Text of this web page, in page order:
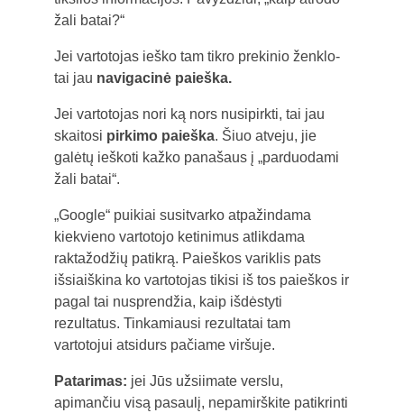
žali batai?“
Jei vartotojas ieško tam tikro prekinio ženklo-
tai jau navigacinė paieška.
Jei vartotojas nori ką nors nusipirkti, tai jau
skaitosi pirkimo paieška. Šiuo atveju, jie
galėtų ieškoti kažko panašaus į „parduodami
žali batai“.
„Google“ puikiai susitvarko atpažindama
kiekvieno vartotojo ketinimus atlikdama
raktažodžių patikrą. Paieškos variklis pats
išsiaiškina ko vartotojas tikisi iš tos paieškos ir
pagal tai nusprendžia, kaip išdėstyti
rezultatus. Tinkamiausi rezultatai tam
vartotojui atsidurs pačiame viršuje.
Patarimas: jei Jūs užsiimate verslu,
apimančiu visą pasaulį, nepamirškite patikrinti